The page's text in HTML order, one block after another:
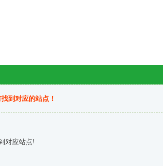
到对应的站点！
对应站点!